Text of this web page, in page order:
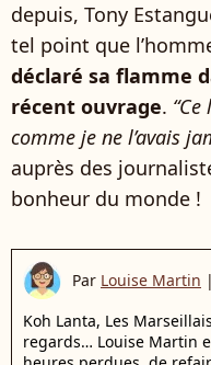
depuis, Tony
tel point que
déclaré sa flamme
récent ouvrage.
comme je ne l’avais
auprès des
bonheur du monde !
Par Louise Martin |
Koh Lanta, Les
regards… Louise Martin